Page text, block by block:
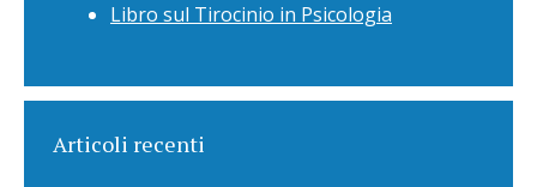
Libro sul Tirocinio in Psicologia
Articoli recenti